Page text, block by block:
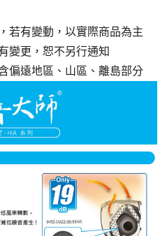
若有變動，以實際商品為主
變更，恕不另行通知
偏遠地區、山區、離島部分